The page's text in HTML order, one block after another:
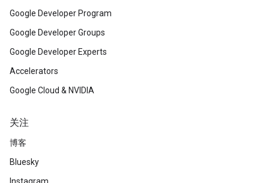
Google Developer Program
Google Developer Groups
Google Developer Experts
Accelerators
Google Cloud & NVIDIA
关注
博客
Bluesky